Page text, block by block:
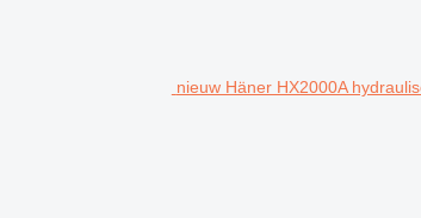
nieuw Häner HX2000A